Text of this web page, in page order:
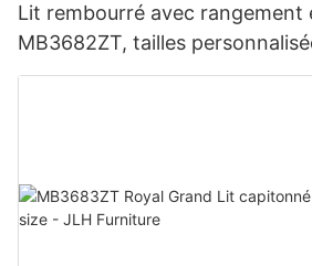
Lit rembourré avec rangement
MB3682ZT, tailles
usine - JLH Furniture